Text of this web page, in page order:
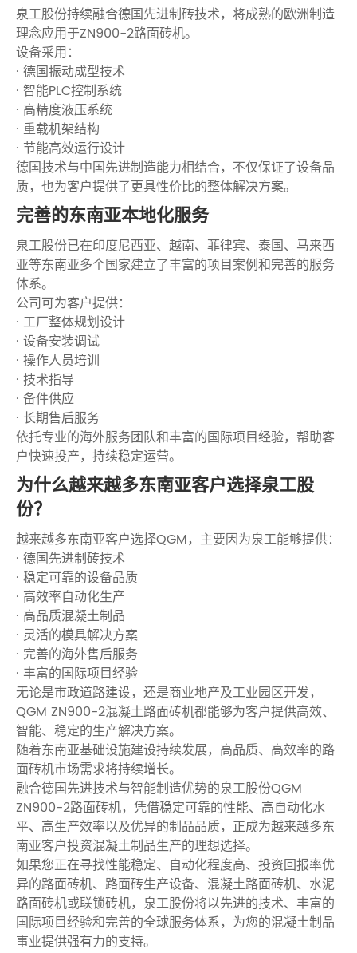
泉工股份持续融合德国先进制砖技术，将成熟的欧洲制造
理念应用于ZN900-2路面砖机。
设备采用：
· 德国振动成型技术
· 智能PLC控制系统
· 高精度液压系统
· 重载机架结构
· 节能高效运行设计
德国技术与中国先进制造能力相结合，不仅保证了设备品
质，也为客户提供了更具性价比的整体解决方案。
完善的东南亚本地化服务
泉工股份已在印度尼西亚、越南、菲律宾、泰国、马来西
亚等东南亚多个国家建立了丰富的项目案例和完善的服务
体系。
公司可为客户提供：
· 工厂整体规划设计
· 设备安装调试
· 操作人员培训
· 技术指导
· 备件供应
· 长期售后服务
依托专业的海外服务团队和丰富的国际项目经验，帮助客
户快速投产，持续稳定运营。
为什么越来越多东南亚客户选择泉工股
份？
越来越多东南亚客户选择QGM，主要因为泉工能够提供：
· 德国先进制砖技术
· 稳定可靠的设备品质
· 高效率自动化生产
· 高品质混凝土制品
· 灵活的模具解决方案
· 完善的海外售后服务
· 丰富的国际项目经验
无论是市政道路建设，还是商业地产及工业园区开发，
QGM ZN900-2混凝土路面砖机都能够为客户提供高效、
智能、稳定的生产解决方案。
随着东南亚基础设施建设持续发展，高品质、高效率的路
面砖机市场需求将持续增长。
融合德国先进技术与智能制造优势的泉工股份QGM
ZN900-2路面砖机，凭借稳定可靠的性能、高自动化水
平、高生产效率以及优异的制品品质，正成为越来越多东
南亚客户投资混凝土制品生产的理想选择。
如果您正在寻找性能稳定、自动化程度高、投资回报率优
异的路面砖机、路面砖生产设备、混凝土路面砖机、水泥
路面砖机或联锁砖机，泉工股份将以先进的技术、丰富的
国际项目经验和完善的全球服务体系，为您的混凝土制品
事业提供强有力的支持。